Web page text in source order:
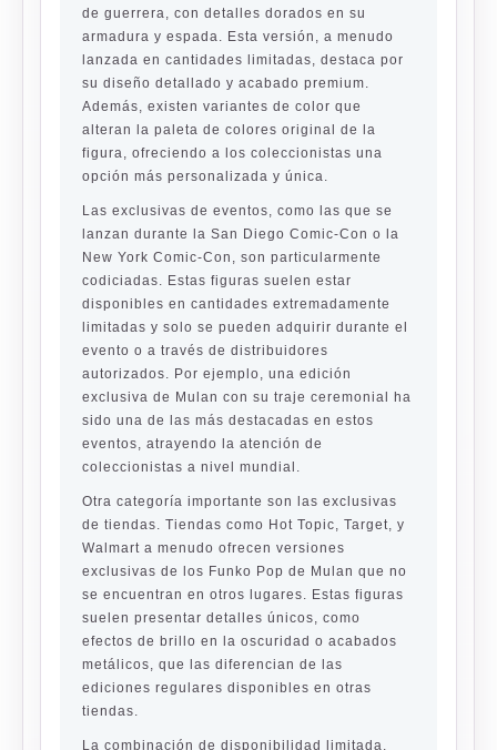
de guerrera, con detalles dorados en su
armadura y espada. Esta versión, a menudo
lanzada en cantidades limitadas, destaca por
su diseño detallado y acabado premium.
Además, existen variantes de color que
alteran la paleta de colores original de la
figura, ofreciendo a los coleccionistas una
opción más personalizada y única.
Las exclusivas de eventos, como las que se
lanzan durante la San Diego Comic-Con o la
New York Comic-Con, son particularmente
codiciadas. Estas figuras suelen estar
disponibles en cantidades extremadamente
limitadas y solo se pueden adquirir durante el
evento o a través de distribuidores
autorizados. Por ejemplo, una edición
exclusiva de Mulan con su traje ceremonial ha
sido una de las más destacadas en estos
eventos, atrayendo la atención de
coleccionistas a nivel mundial.
Otra categoría importante son las exclusivas
de tiendas. Tiendas como Hot Topic, Target, y
Walmart a menudo ofrecen versiones
exclusivas de los Funko Pop de Mulan que no
se encuentran en otros lugares. Estas figuras
suelen presentar detalles únicos, como
efectos de brillo en la oscuridad o acabados
metálicos, que las diferencian de las
ediciones regulares disponibles en otras
tiendas.
La combinación de disponibilidad limitada,